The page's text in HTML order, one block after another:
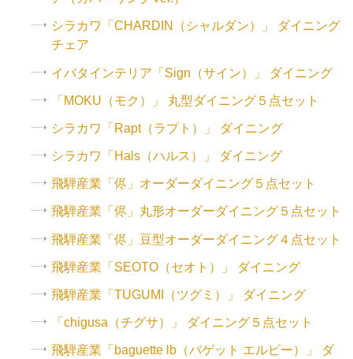
シラカワ「CHARDIN（シャルダン）」 ダイニング
チェア
イバタインテリア「Sign（サイン）」 ダイニング
「MOKU（モク）」 丸型ダイニング５点セット
シラカワ「Rapt（ラプト）」 ダイニング
シラカワ「Hals（ハルス）」 ダイニング
飛騨産業「侭」オーダーダイニング５点セット
飛騨産業「侭」丸形オーダーダイニング５点セット
飛騨産業「侭」豆型オーダーダイニング４点セット
飛騨産業「SEOTO（セオト）」 ダイニング
飛騨産業「TUGUMI（ツグミ）」 ダイニング
「chigusa（チグサ）」 ダイニング５点セット
飛騨産業「baguette lb（バゲット エルビー）」 ダ